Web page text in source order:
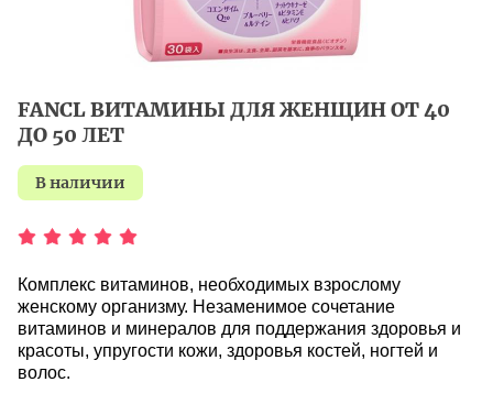
FANCL ВИТАМИНЫ ДЛЯ ЖЕНЩИН ОТ 40
ДО 50 ЛЕТ
в наличии
Комплекс витаминов, необходимых взрослому
женскому организму. Незаменимое сочетание
витаминов и минералов для поддержания здоровья и
красоты, упругости кожи, здоровья костей, ногтей и
волос.